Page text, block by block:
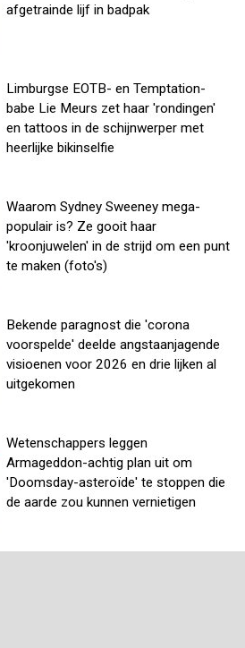
afgetrainde lijf in badpak
Limburgse EOTB- en Temptation-
babe Lie Meurs zet haar 'rondingen'
en tattoos in de schijnwerper met
heerlijke bikinselfie
Waarom Sydney Sweeney mega-
populair is? Ze gooit haar
'kroonjuwelen' in de strijd om een punt
te maken (foto's)
Bekende paragnost die 'corona
voorspelde' deelde angstaanjagende
visioenen voor 2026 en drie lijken al
uitgekomen
Wetenschappers leggen
Armageddon-achtig plan uit om
'Doomsday-asteroïde' te stoppen die
de aarde zou kunnen vernietigen